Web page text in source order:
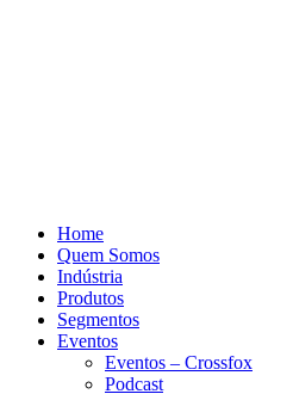
Home
Quem Somos
Indústria
Produtos
Segmentos
Eventos
Eventos – Crossfox
Podcast